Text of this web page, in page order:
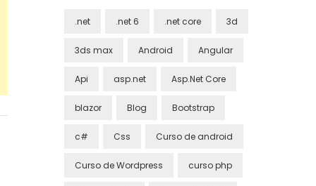
.net .net 6 .net core 3d
3ds max Android Angular
Api asp.net Asp.Net Core
blazor Blog Bootstrap
c# Css Curso de android
Curso de Wordpress curso php